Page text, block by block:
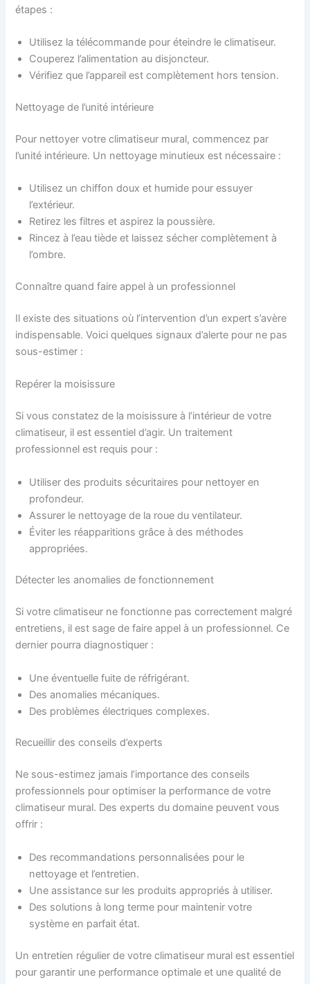
étapes :
Utilisez la télécommande pour éteindre le climatiseur.
Couperez l’alimentation au disjoncteur.
Vérifiez que l’appareil est complètement hors tension.
Nettoyage de l’unité intérieure
Pour nettoyer votre climatiseur mural, commencez par
l’unité intérieure. Un nettoyage minutieux est nécessaire :
Utilisez un chiffon doux et humide pour essuyer
l’extérieur.
Retirez les filtres et aspirez la poussière.
Rincez à l’eau tiède et laissez sécher complètement à
l’ombre.
Connaître quand faire appel à un professionnel
Il existe des situations où l’intervention d’un expert s’avère
indispensable. Voici quelques signaux d’alerte pour ne pas
sous-estimer :
Repérer la moisissure
Si vous constatez de la moisissure à l’intérieur de votre
climatiseur, il est essentiel d’agir. Un traitement
professionnel est requis pour :
Utiliser des produits sécuritaires pour nettoyer en
profondeur.
Assurer le nettoyage de la roue du ventilateur.
Éviter les réapparitions grâce à des méthodes
appropriées.
Détecter les anomalies de fonctionnement
Si votre climatiseur ne fonctionne pas correctement malgré
entretiens, il est sage de faire appel à un professionnel. Ce
dernier pourra diagnostiquer :
Une éventuelle fuite de réfrigérant.
Des anomalies mécaniques.
Des problèmes électriques complexes.
Recueillir des conseils d’experts
Ne sous-estimez jamais l’importance des conseils
professionnels pour optimiser la performance de votre
climatiseur mural. Des experts du domaine peuvent vous
offrir :
Des recommandations personnalisées pour le
nettoyage et l’entretien.
Une assistance sur les produits appropriés à utiliser.
Des solutions à long terme pour maintenir votre
système en parfait état.
Un entretien régulier de votre climatiseur mural est essentiel
pour garantir une performance optimale et une qualité de